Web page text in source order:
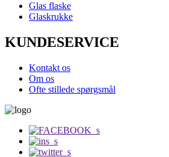
Glas flaske
Glaskrukke
KUNDESERVICE
Kontakt os
Om os
Ofte stillede spørgsmål